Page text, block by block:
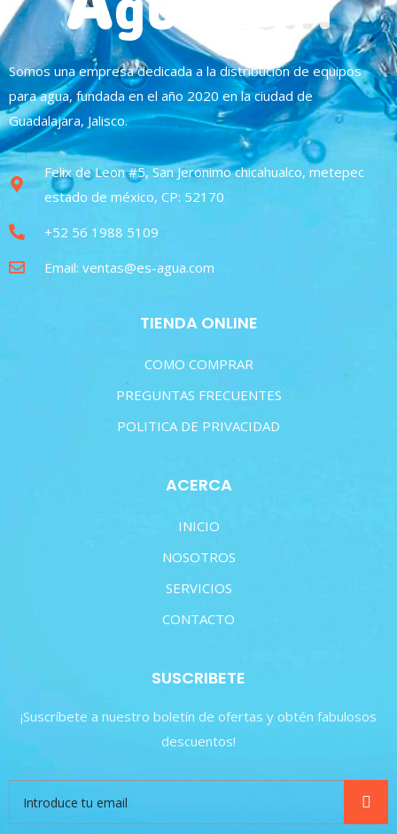
Somos una empresa dedicada a la distribución de equipos
para agua, fundada en el año 2020 en la ciudad de
Guadalajara, Jalisco.
Felix de Leon #5, San Jeronimo chicahualco, metepec
estado de méxico, CP: 52170
+52 56 1988 5109
Email: ventas@es-agua.com
TIENDA ONLINE
COMO COMPRAR
PREGUNTAS FRECUENTES
POLITICA DE PRIVACIDAD
ACERCA
INICIO
NOSOTROS
SERVICIOS
CONTACTO
SUSCRIBETE
¡Suscríbete a nuestro boletín de ofertas y obtén fabulosos
descuentos!